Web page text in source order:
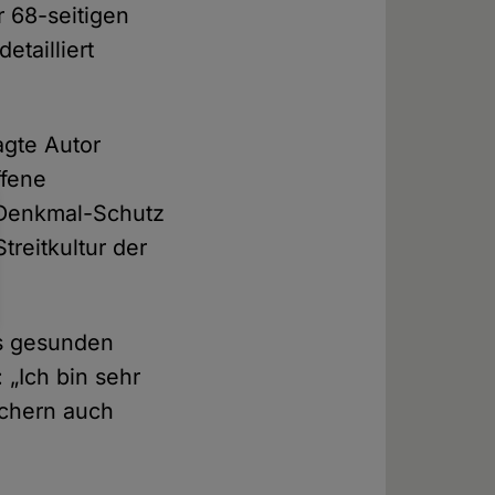
68-seitigen
Autor
Schutz
der
gesunden
bin sehr
auch